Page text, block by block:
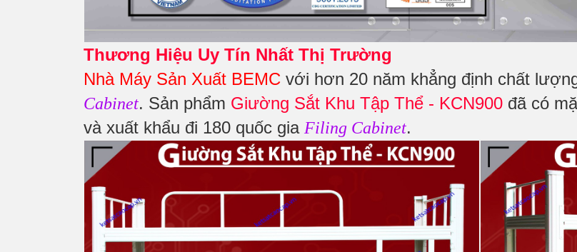
Thương Hiệu Uy Tín Nhất Thị Trường
Nhà Máy Sản Xuất BEMC với hơn 20 năm khẳng định chất
Cabinet. Sản phẩm Giường Sắt Khu Tập Thể - KCN900 đã có
và xuất khẩu đi 180 quốc gia Filing Cabinet.